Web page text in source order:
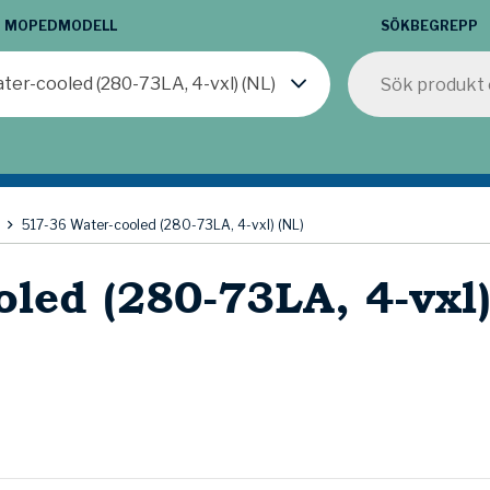
MOPEDMODELL
cooled (280-73LA, 4-vxl) (NL)
SÖKBEGREPP
517-36 Water-cooled (280-73LA, 4-vxl) (NL)
(280-73LA, 4-